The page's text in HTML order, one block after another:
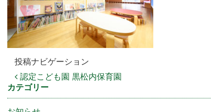
投稿ナビゲーション
認定こども園 黒松内保育園
カテゴリー